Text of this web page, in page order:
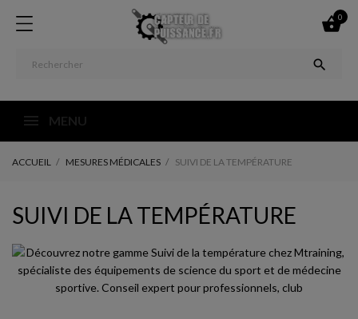

0

MENU
ACCUEIL MESURES MÉDICALES SUIVI DE LA TEMPÉRATURE
SUIVI DE LA TEMPÉRATURE